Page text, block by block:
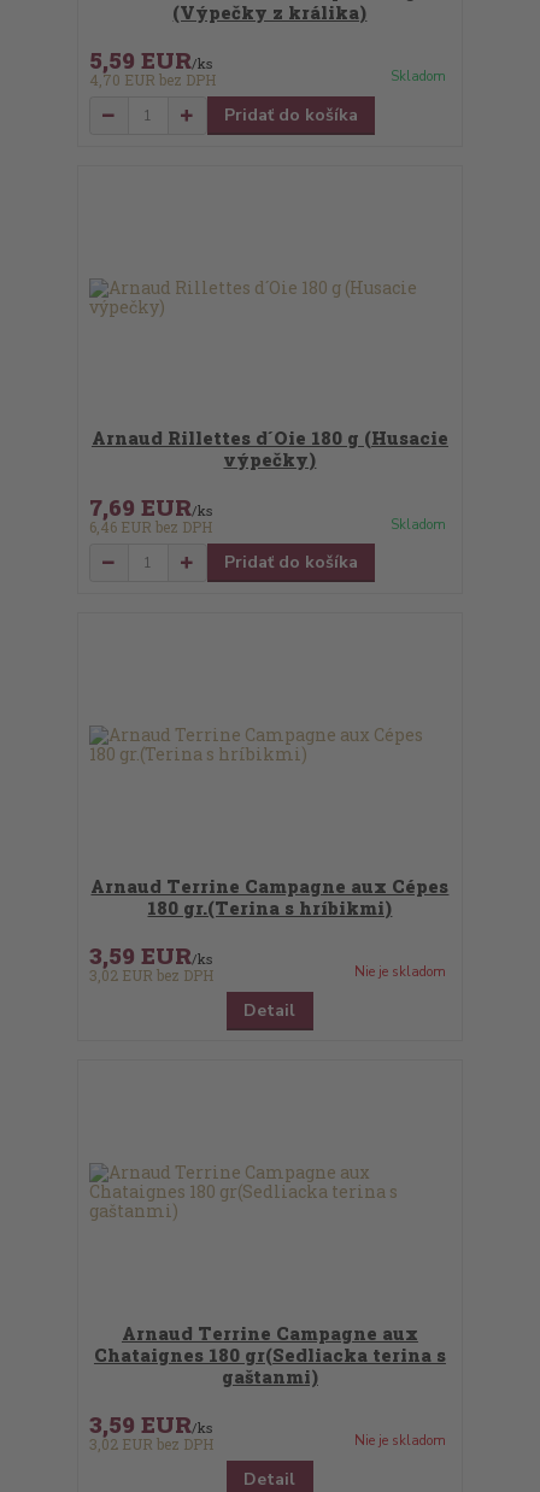
(Výpečky z králika)
5,59 EUR/ks
4,70 EUR bez DPH Skladom
Pridať do košíka
Arnaud Rillettes d´Oie 180 g (Husacie
výpečky)
7,69 EUR/ks
6,46 EUR bez DPH Skladom
Pridať do košíka
Arnaud Terrine Campagne aux Cépes
180 gr.(Terina s hríbikmi)
3,59 EUR/ks
3,02 EUR bez DPH Nie je skladom
Detail
Arnaud Terrine Campagne aux
Chataignes 180 gr(Sedliacka terina s
gaštanmi)
3,59 EUR/ks
3,02 EUR bez DPH Nie je skladom
Detail